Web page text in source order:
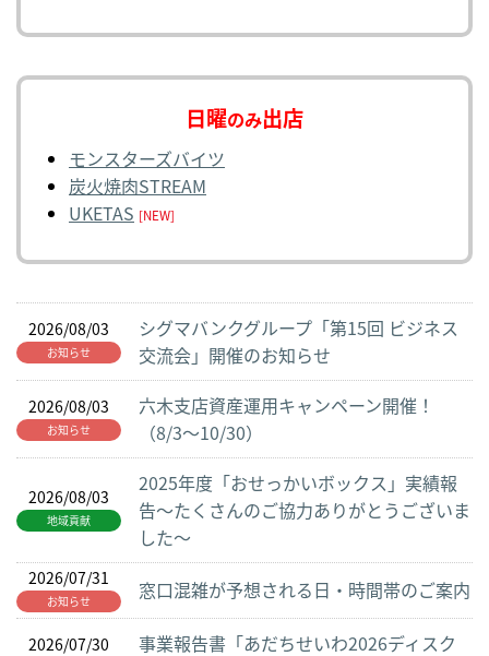
日曜のみ出店
モンスターズバイツ
炭火焼肉STREAM
UKETAS [NEW]
2026/08/03
お知らせ
シグマバンクグループ「第15回 ビジネス
交流会」開催のお知らせ
2026/08/03
お知らせ
六木支店資産運用キャンペーン開催！
（8/3～10/30）
2026/08/03
地域貢献
2025年度「おせっかいボックス」実績報
告～たくさんのご協力ありがとうございま
した～
2026/07/31
お知らせ 窓口混雑が予想される日・時間帯のご案内
2026/07/30
事業報告書「あだちせいわ2026ディスク